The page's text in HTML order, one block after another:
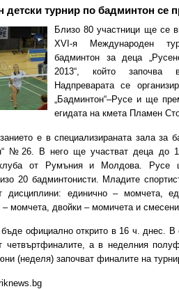
турнир по бадминтон се
Близо 80 участници ще се
XVI-я Международен
бадминтон за деца
2013“, който започва
Надпреварата се
„Бадминтон“–Русе и ще
егидата на кмета Пламен
е в специализираната зала за
№26. В него ще участват деца до
от Румъния и Молдова. Русе
20 бадминтонисти. Младите
дисциплини: единично – момчета,
момчета, двойки – момичета и смесени
официално открито в 16 ч. днес. В
четвъртфиналите, а в неделния
(неделя) започват финалите на